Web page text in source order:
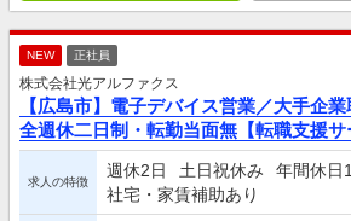
NEW 正社員
株式会社光アルファクス
【広島市】電子デバイス営業／大手企
全週休二日制・転勤当面無【転職支援サ
求人の特徴
週休2日 土日祝休み 年間休日
社宅・家賃補助あり